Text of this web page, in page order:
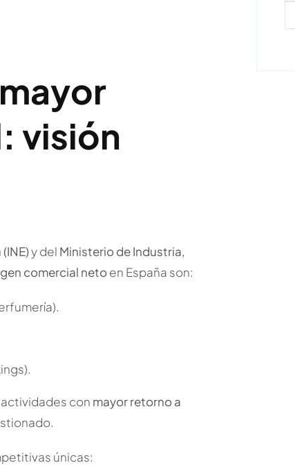
visión
y del Ministerio de Industria,
comercial netoen España son:
con mayor retorno a
únicas: